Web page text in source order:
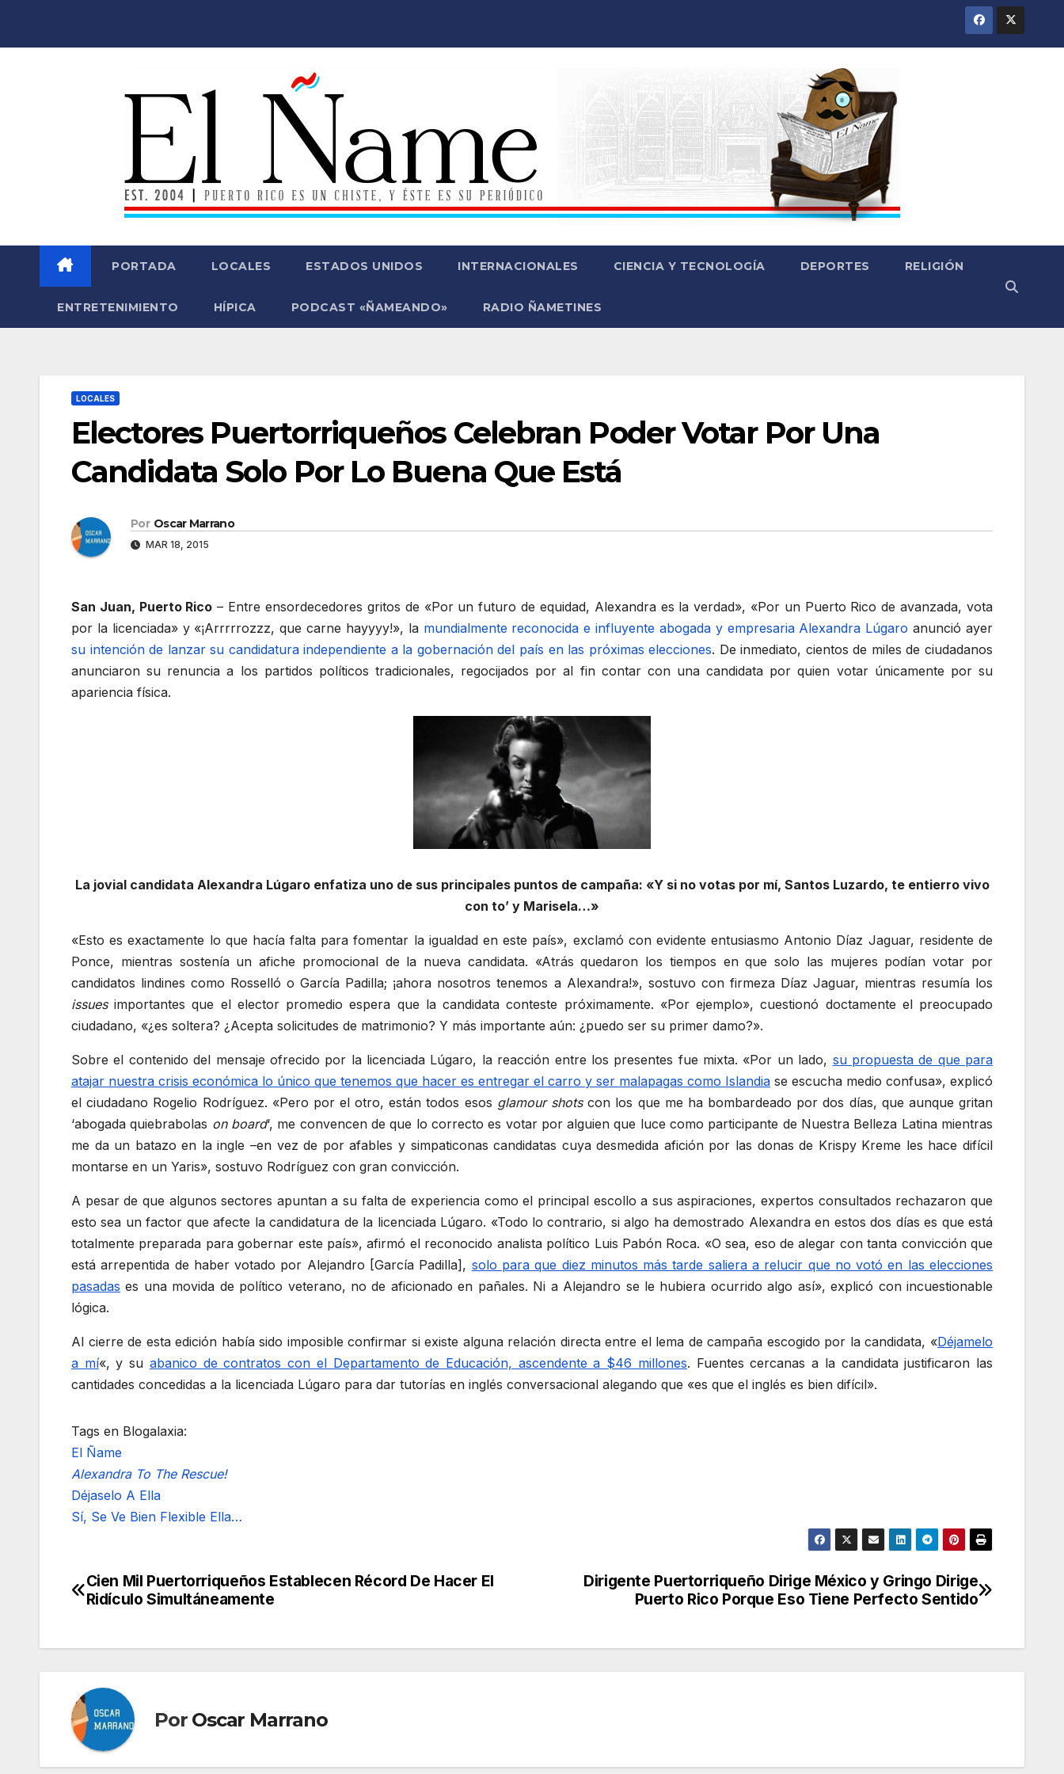
PORTADA LOCALES ESTADOS UNIDOS INTERNACIONALES CIENCIA Y TECNOLOGÍA DEPORTES RELIGIÓN
ENTRETENIMIENTO HÍPICA PODCAST «ÑAMEANDO» RADIO ÑAMETINES
LOCALES
Electores Puertorriqueños Celebran Poder Votar Por Una
Candidata Solo Por Lo Buena Que Está
Por Oscar Marrano
MAR 18, 2015
San Juan, Puerto Rico – Entre ensordecedores gritos de «Por un futuro de equidad, Alexandra es la verdad», «Por un Puerto Rico de avanzada, vota
por la licenciada» y «¡Arrrrrozzz, que carne hayyyy!», la mundialmente reconocida e influyente abogada y empresaria Alexandra Lúgaro anunció ayer
su intención de lanzar su candidatura independiente a la gobernación del país en las próximas elecciones. De inmediato, cientos de miles de ciudadanos
anunciaron su renuncia a los partidos políticos tradicionales, regocijados por al fin contar con una candidata por quien votar únicamente por su
apariencia física.
La jovial candidata Alexandra Lúgaro enfatiza uno de sus principales puntos de campaña: «Y si no votas por mí, Santos Luzardo, te entierro vivo
con to’ y Marisela…»
«Esto es exactamente lo que hacía falta para fomentar la igualdad en este país», exclamó con evidente entusiasmo Antonio Díaz Jaguar, residente de
Ponce, mientras sostenía un afiche promocional de la nueva candidata. «Atrás quedaron los tiempos en que solo las mujeres podían votar por
candidatos lindines como Rosselló o García Padilla; ¡ahora nosotros tenemos a Alexandra!», sostuvo con firmeza Díaz Jaguar, mientras resumía los
issuesimportantes que el elector promedio espera que la candidata conteste próximamente. «Por ejemplo», cuestionó doctamente el preocupado
ciudadano, «¿es soltera? ¿Acepta solicitudes de matrimonio? Y más importante aún: ¿puedo ser su primer damo?».
Sobre el contenido del mensaje ofrecido por la licenciada Lúgaro, la reacción entre los presentes fue mixta. «Por un lado, su propuesta de que para
atajar nuestra crisis económica lo único que tenemos que hacer es entregar el carro y ser malapagas como Islandia se escucha medio confusa», explicó
el ciudadano Rogelio Rodríguez. «Pero por el otro, están todos esos glamour shotscon los que me ha bombardeado por dos días, que aunque gritan
‘abogada quiebrabolas on board‘, me convencen de que lo correcto es votar por alguien que luce como participante de Nuestra Belleza Latina mientras
me da un batazo en la ingle –en vez de por afables y simpaticonas candidatas cuya desmedida afición por las donas de Krispy Kreme les hace difícil
montarse en un Yaris», sostuvo Rodríguez con gran convicción.
A pesar de que algunos sectores apuntan a su falta de experiencia como el principal escollo a sus aspiraciones, expertos consultados rechazaron que
esto sea un factor que afecte la candidatura de la licenciada Lúgaro. «Todo lo contrario, si algo ha demostrado Alexandra en estos dos días es que está
totalmente preparada para gobernar este país», afirmó el reconocido analista político Luis Pabón Roca. «O sea, eso de alegar con tanta convicción que
está arrepentida de haber votado por Alejandro [García Padilla], solo para que diez minutos más tarde saliera a relucir que no votó en las elecciones
pasadas es una movida de político veterano, no de aficionado en pañales. Ni a Alejandro se le hubiera ocurrido algo así», explicó con incuestionable
lógica.
Al cierre de esta edición había sido imposible confirmar si existe alguna relación directa entre el lema de campaña escogido por la candidata, «Déjamelo
a mí«, y su abanico de contratos con el Departamento de Educación, ascendente a $46 millones. Fuentes cercanas a la candidata justificaron las
cantidades concedidas a la licenciada Lúgaro para dar tutorías en inglés conversacional alegando que «es que el inglés es bien difícil».
Tags en Blogalaxia:
El Ñame
Alexandra To The Rescue!
Déjaselo A Ella
Sí, Se Ve Bien Flexible Ella…
Navegación
entradas
Dirigente Puertorriqueño Dirige México y Gringo Dirige
Puerto Rico Porque Eso Tiene Perfecto Sentido
Cien Mil Puertorriqueños Establecen Récord De Hacer El
Ridículo Simultáneamente
Por Oscar Marrano